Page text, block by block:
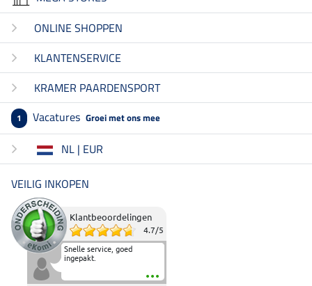
ONLINE SHOPPEN
KLANTENSERVICE
KRAMER PAARDENSPORT
1 Vacatures Groei met ons mee
NL | EUR
VEILIG INKOPEN
Klantbeoordelingen
4.7/5
Snelle service, goed
ingepakt.